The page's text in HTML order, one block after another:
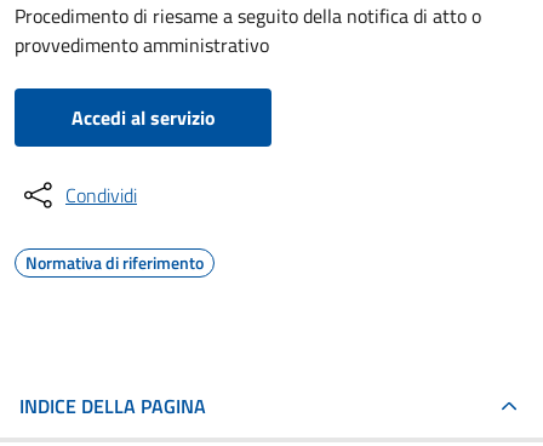
Procedimento di riesame a seguito della notifica di atto o
provvedimento amministrativo
Accedi al servizio
Condividi
Normativa di riferimento
INDICE DELLA PAGINA